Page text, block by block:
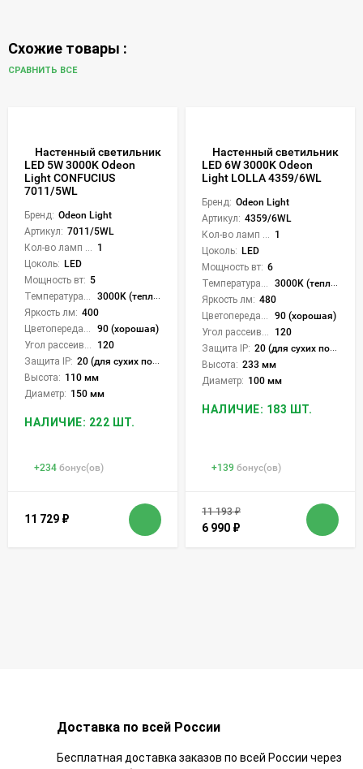
Схожие товары :
СРАВНИТЬ ВСЕ
Настенный светильник
LED 5W 3000K Odeon
Light CONFUCIUS
7011/5WL
Бренд: Odeon Light
Артикул: 7011/5WL
Кол-во ламп или LED: 1
Цоколь: LED
Мощность вт: 5
Температура света:
3000K (теплый)
Яркость лм: 400
Цветопередача (CRI):
90 (хорошая)
Угол рассеивания света °:
120
Защита IP: 20 (для сухих пом.)
Высота: 110 мм
Диаметр: 150 мм
НАЛИЧИЕ: 222 ШТ.
+234 бонус(ов)
11 729 ₽
Настенный светильник
LED 6W 3000K Odeon
Light LOLLA 4359/6WL
Бренд: Odeon Light
Артикул: 4359/6WL
Кол-во ламп или LED: 1
Цоколь: LED
Мощность вт: 6
Температура света:
3000K (теплый)
Яркость лм: 480
Цветопередача (CRI):
90 (хорошая)
Угол рассеивания света °:
120
Защита IP: 20 (для сухих пом.)
Высота: 233 мм
Диаметр: 100 мм
НАЛИЧИЕ: 183 ШТ.
+139 бонус(ов)
11 193₽
6 990 ₽
Доставка по всей России
Бесплатная доставка заказов по всей России через